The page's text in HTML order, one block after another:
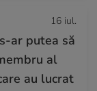
16 iul.
ar putea să
al
au lucrat